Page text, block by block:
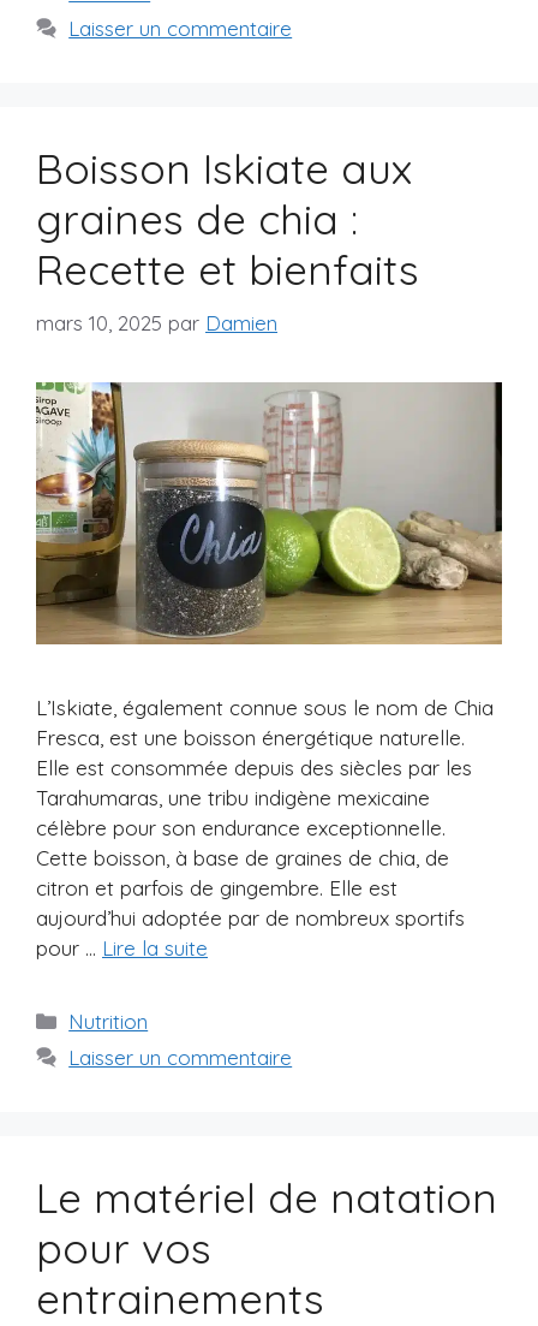
Laisser un commentaire
Boisson Iskiate aux
graines de chia :
Recette et bienfaits
mars 10, 2025 par Damien
L’Iskiate, également connue sous le nom de Chia
Fresca, est une boisson énergétique naturelle.
Elle est consommée depuis des siècles par les
Tarahumaras, une tribu indigène mexicaine
célèbre pour son endurance exceptionnelle.
Cette boisson, à base de graines de chia, de
citron et parfois de gingembre. Elle est
aujourd’hui adoptée par de nombreux sportifs
pour … Lire la suite
Catégories
Nutrition
Laisser un commentaire
Le matériel de natation
pour vos
entrainements